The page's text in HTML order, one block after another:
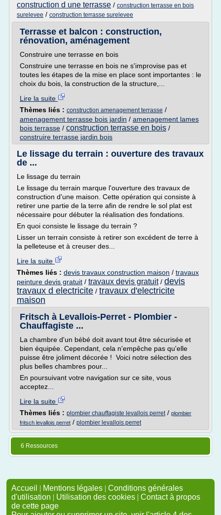
construction d une terrasse / construction terrasse en bois
surelevee / construction terrasse surelevee
Terrasse et balcon : construction,
rénovation, aménagement
Construire une terrasse en bois
Construire une terrasse en bois ne s'improvise pas et
toutes les étapes de la mise en place sont importantes : le
choix du bois, la construction de la structure,...
Lire la suite
Thèmes liés : construction amenagement terrasse /
amenagement terrasse bois jardin / amenagement lames
bois terrasse / construction terrasse en bois /
construire terrasse jardin bois
Le lissage du terrain : ouverture des travaux
de ...
Le lissage du terrain
Le lissage du terrain marque l'ouverture des travaux de
construction d'une maison. Cette opération qui consiste à
retirer une partie de la terre afin de rendre le sol plat est
nécessaire pour débuter la réalisation des fondations.
En quoi consiste le lissage du terrain ?
Lisser un terrain consiste à retirer son excédent de terre à
la pelleteuse et à creuser des...
Lire la suite
Thèmes liés : devis travaux construction maison / travaux
peinture devis gratuit / travaux devis gratuit/ devis
travaux d electricite / travaux d'electricite
maison
Fritsch à Levallois-Perret - Plombier -
Chauffagiste ...
La chambre d'un bébé doit avant tout être sécurisée et
bien équipée. Cependant, cela n'empêche pas qu'elle
puisse être joliment décorée ! Voici notre sélection des
plus belles chambres pour...
En poursuivant votre navigation sur ce site, vous
acceptez...
Lire la suite
Thèmes liés : plombier chauffagiste levallois perret/ plombier
fritsch levallois perret / plombier levallois perret
6 Ressources
Accueil | Mentions légales | Conditions générales
d'utilisation | Utilisation des cookies | Contact à propos
de cette page